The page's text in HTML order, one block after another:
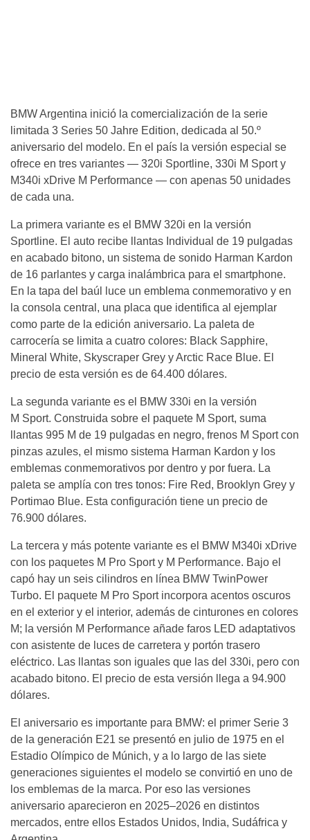
BMW Argentina inició la comercialización de la serie
limitada 3 Series 50 Jahre Edition, dedicada al 50.º
aniversario del modelo. En el país la versión especial se
ofrece en tres variantes — 320i Sportline, 330i M Sport y
M340i xDrive M Performance — con apenas 50 unidades
de cada una.
La primera variante es el BMW 320i en la versión
Sportline. El auto recibe llantas Individual de 19 pulgadas
en acabado bitono, un sistema de sonido Harman Kardon
de 16 parlantes y carga inalámbrica para el smartphone.
En la tapa del baúl luce un emblema conmemorativo y en
la consola central, una placa que identifica al ejemplar
como parte de la edición aniversario. La paleta de
carrocería se limita a cuatro colores: Black Sapphire,
Mineral White, Skyscraper Grey y Arctic Race Blue. El
precio de esta versión es de 64.400 dólares.
La segunda variante es el BMW 330i en la versión
M Sport. Construida sobre el paquete M Sport, suma
llantas 995 M de 19 pulgadas en negro, frenos M Sport con
pinzas azules, el mismo sistema Harman Kardon y los
emblemas conmemorativos por dentro y por fuera. La
paleta se amplía con tres tonos: Fire Red, Brooklyn Grey y
Portimao Blue. Esta configuración tiene un precio de
76.900 dólares.
La tercera y más potente variante es el BMW M340i xDrive
con los paquetes M Pro Sport y M Performance. Bajo el
capó hay un seis cilindros en línea BMW TwinPower
Turbo. El paquete M Pro Sport incorpora acentos oscuros
en el exterior y el interior, además de cinturones en colores
M; la versión M Performance añade faros LED adaptativos
con asistente de luces de carretera y portón trasero
eléctrico. Las llantas son iguales que las del 330i, pero con
acabado bitono. El precio de esta versión llega a 94.900
dólares.
El aniversario es importante para BMW: el primer Serie 3
de la generación E21 se presentó en julio de 1975 en el
Estadio Olímpico de Múnich, y a lo largo de las siete
generaciones siguientes el modelo se convirtió en uno de
los emblemas de la marca. Por eso las versiones
aniversario aparecieron en 2025–2026 en distintos
mercados, entre ellos Estados Unidos, India, Sudáfrica y